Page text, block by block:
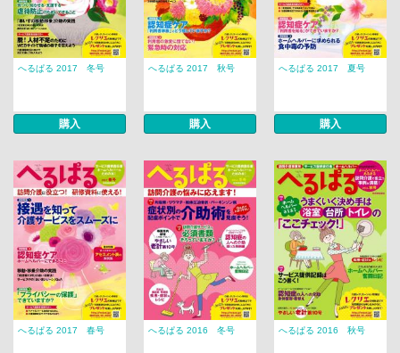
へるぱる 2017 冬号
購入
へるぱる 2017 秋号
購入
へるぱる 2017 夏号
購入
へるぱる 2017 春号 へるぱる 2016 冬号 へるぱる 2016 秋号